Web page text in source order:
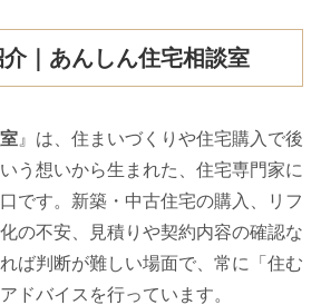
｜あんしん住宅相談室
』は、住まいづくりや住宅購入で後
う想いから生まれた、住宅専門家に
です。新築・中古住宅の購入、リフ
の不安、見積りや契約内容の確認な
ば判断が難しい場面で、常に「住む
ドバイスを行っています。